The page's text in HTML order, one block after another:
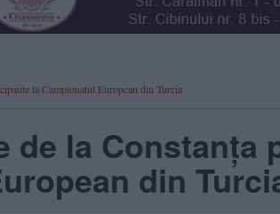
la Campionatul European din Turcia
de la Constanța
din